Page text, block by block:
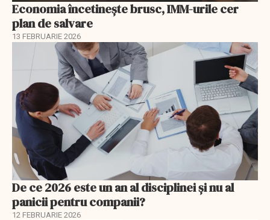
Economia încetinește brusc, IMM-urile cer
plan de salvare
13 FEBRUARIE 2026
De ce 2026 este un an al disciplinei și nu al
panicii pentru companii?
12 FEBRUARIE 2026